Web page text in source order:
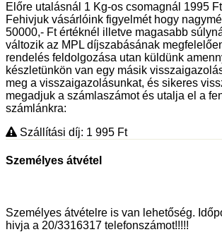
Előre utalásnál 1 Kg-os csomagnál 1995
Fehivjuk vásárlóink figyelmét hogy
50000,- Ft értéknél illetve magasabb
változik az MPL díjszabásának
rendelés feldolgozása utan küldünk
készletünkön van egy másik
meg a visszaigazolásunkat, és sikeres
megadjuk a számlaszámot és utalja el a
számlánkra:
Szállítási díj: 1 995 Ft
Személyes átvétel
Személyes átvételre is van lehetőség.
hivja a 20/3316317 telefonszámot!!!!!